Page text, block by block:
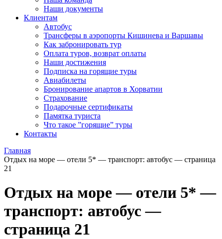
Наши документы
Клиентам
Автобус
Трансферы в аэропорты Кишинева и Варшавы
Как забронировать тур
Оплата туров, возврат оплаты
Наши достижения
Подписка на горящие туры
Авиабилеты
Бронирование апартов в Хорватии
Страхование
Подарочные сертификаты
Памятка туриста
Что такое ”горящие” туры
Контакты
Главная
Отдых на море — отели 5* — транспорт: автобус — страница
21
Отдых на море — отели 5* —
транспорт: автобус —
страница 21